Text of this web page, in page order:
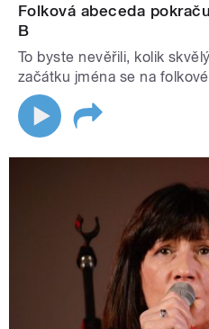
Folková abeceda
B
To byste nevěřili, kolik
začátku jména se na